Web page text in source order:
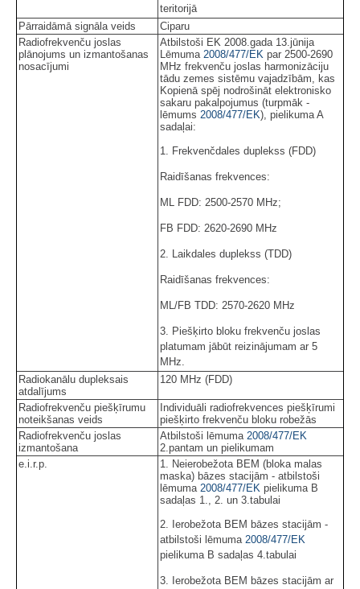
teritorijā
Pārraidāmā signāla veids
Ciparu
Radiofrekvenču joslas
plānojums un izmantošanas
nosacījumi
Atbilstoši EK 2008.gada 13.jūnija
Lēmuma 2008/477/EK par 2500-2690
MHz frekvenču joslas harmonizāciju
tādu zemes sistēmu vajadzībām, kas
Kopienā spēj nodrošināt elektronisko
sakaru pakalpojumus (turpmāk -
lēmums 2008/477/EK), pielikuma A
sadaļai:
1. Frekvenčdales duplekss (FDD)
Raidīšanas frekvences:
ML FDD: 2500-2570 MHz;
FB FDD: 2620-2690 MHz
2. Laikdales duplekss (TDD)
Raidīšanas frekvences:
ML/FB TDD: 2570-2620 MHz
3. Piešķirto bloku frekvenču joslas
platumam jābūt reizinājumam ar 5
MHz.
Radiokanālu dupleksais
atdalījums
120 MHz (FDD)
Radiofrekvenču piešķīrumu
noteikšanas veids
Individuāli radiofrekvences piešķīrumi
piešķirto frekvenču bloku robežās
Radiofrekvenču joslas
izmantošana
Atbilstoši lēmuma 2008/477/EK
2.pantam un pielikumam
e.i.r.p.
1. Neierobežota BEM (bloka malas
maska) bāzes stacijām - atbilstoši
lēmuma 2008/477/EK pielikuma B
sadaļas 1., 2. un 3.tabulai
2. Ierobežota BEM bāzes stacijām -
atbilstoši lēmuma 2008/477/EK
pielikuma B sadaļas 4.tabulai
3. Ierobežota BEM bāzes stacijām ar